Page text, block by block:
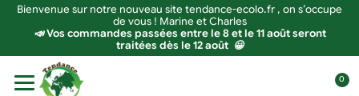
Bienvenue sur notre nouveau site tendance-ecolo.fr , on s’occupe
de vous ! Marine et Charles
📣 Vos commandes passées entre le 8 et le 11 août seront
traitées dès le 12 août 😀
0